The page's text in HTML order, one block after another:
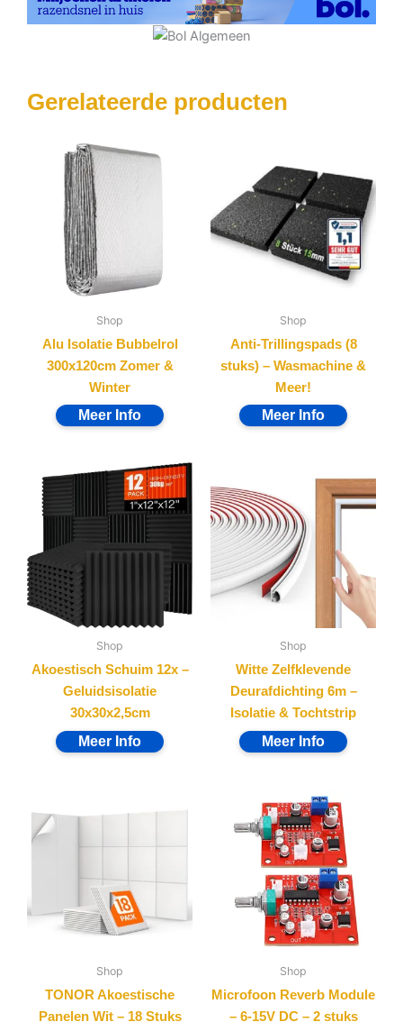
Gerelateerde producten
Shop
Alu Isolatie Bubbelrol
300x120cm Zomer &
Winter
Shop
Anti-Trillingspads (8
stuks) – Wasmachine &
Meer!
Shop
Akoestisch Schuim 12x –
Geluidsisolatie
30x30x2,5cm
Shop
Witte Zelfklevende
Deurafdichting 6m –
Isolatie & Tochtstrip
Shop
TONOR Akoestische
Panelen Wit – 18 Stuks
Shop
Microfoon Reverb Module
– 6-15V DC – 2 stuks